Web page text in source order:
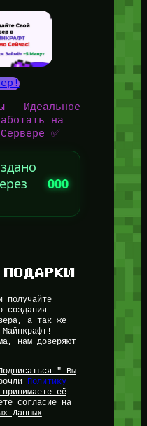
— Идеальное
на
✅
000
ПОДАРКИ
получайте
создания
а так же
нам доверяют
" Вы
Политику
её
согласие на
Данных